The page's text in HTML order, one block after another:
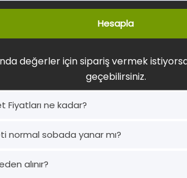
Hesapla
değerler için sipariş vermek
geçebilirsiniz.
Fiyatları ne kadar?
normal sobada yanar mı?
alınır?